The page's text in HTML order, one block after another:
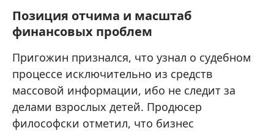
Позиция отчима и масштаб
финансовых проблем
Пригожин признался, что узнал о судебном
процессе исключительно из средств
массовой информации, ибо не следит за
делами взрослых детей. Продюсер
философски отметил, что бизнес